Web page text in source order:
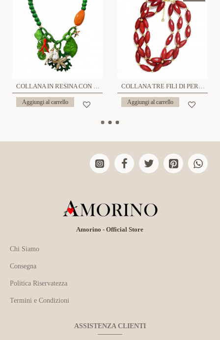
COLLANA IN RESINA CON CHARMS MARE - FT23160E784
Aggiungi al carrello
COLLANA TRE FILI DI PERLINE IN PLASTICA - YNK241504B726
Aggiungi al carrello
Amorino - Official Store
Chi Siamo
Consegna
Politica Riservatezza
Termini e Condizioni
ASSISTENZA CLIENTI